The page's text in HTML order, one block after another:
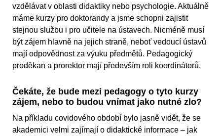
vzdělávat v oblasti didaktiky nebo psychologie. Aktuálně
máme kurzy pro doktorandy a jsme schopni zajistit
stejnou službu i pro učitele na ústavech. Nicméně musí
být zájem hlavně na jejich straně, neboť vedoucí ústavů
mají odpovědnost za výuku předmětů. Pedagogický
proděkan a prorektor mají především roli koordinátorů.
Čekáte, že bude mezi pedagogy o tyto kurzy
zájem, nebo to budou vnímat jako nutné zlo?
Na příkladu covidového období bylo jasně vidět, že se
akademici velmi zajímají o didaktické informace – jak